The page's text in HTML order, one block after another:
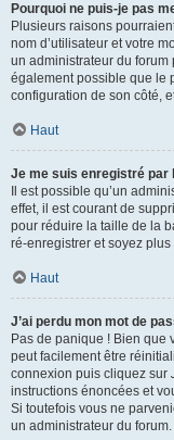
Pourquoi ne puis-je pas
Plusieurs raisons
nom d’utilisateur et votre
un administrateur du forum
également possible que le
configuration de son côté,
Haut
Je me suis enregistré par
Il est possible qu’un
effet, il est courant de
pour réduire la taille de la
ré-enregistrer et soyez
Haut
J’ai perdu mon mot de
Pas de panique ! Bien que
peut facilement être
connexion puis cliquez sur
instructions énoncées et
Si toutefois vous ne
un administrateur du forum.